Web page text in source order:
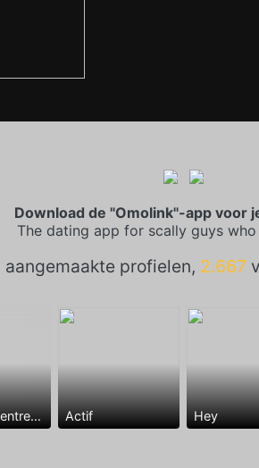
Download de "Omolink"-app voor
The dating app for scally guys
aangemaakte profielen, 2.667
Rencontre entre mecs Actif Hey